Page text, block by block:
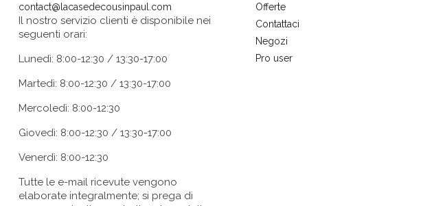
contact@lacasedecousinpaul.com
Il nostro servizio clienti è disponibile nei
seguenti orari:
Lunedì: 8:00-12:30 / 13:30-17:00
Martedì: 8:00-12:30 / 13:30-17:00
Mercoledì: 8:00-12:30
Giovedì: 8:00-12:30 / 13:30-17:00
Venerdì: 8:00-12:30
Tutte le e-mail ricevute vengono
elaborate integralmente; si prega di
Offerte
Contattaci
Negozi
Pro user